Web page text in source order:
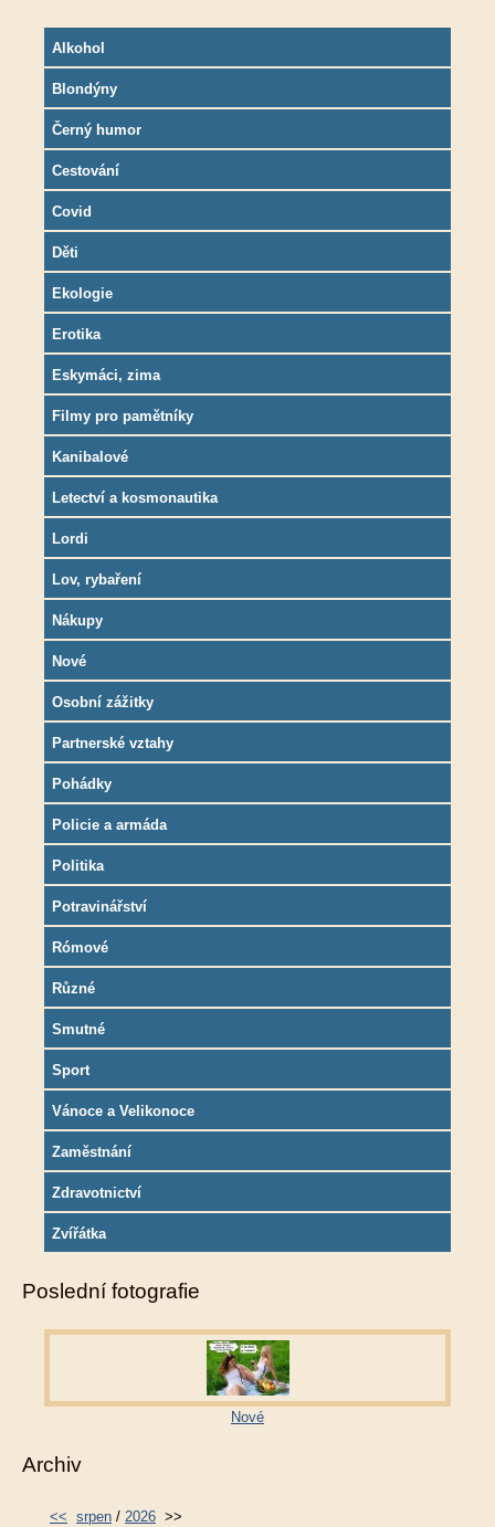
Alkohol
Blondýny
Černý humor
Cestování
Covid
Děti
Ekologie
Erotika
Eskymáci, zima
Filmy pro pamětníky
Kanibalové
Letectví a kosmonautika
Lordi
Lov, rybaření
Nákupy
Nové
Osobní zážitky
Partnerské vztahy
Pohádky
Policie a armáda
Politika
Potravinářství
Rómové
Různé
Smutné
Sport
Vánoce a Velikonoce
Zaměstnání
Zdravotnictví
Zvířátka
Poslední fotografie
Nové
Archiv
<< srpen / 2026 >>